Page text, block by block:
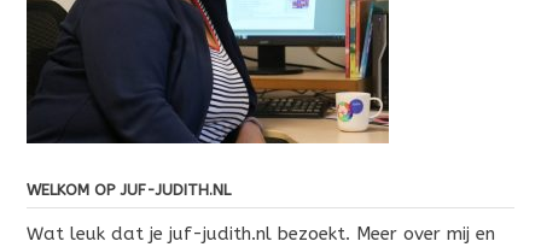
WELKOM OP JUF-JUDITH.NL
Wat leuk dat je juf-judith.nl bezoekt. Meer over mij en